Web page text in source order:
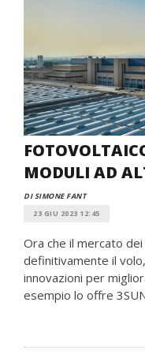
MODULI AD
DI SIMONE FANT
23 GIU 2023 12:45
Ora che il mercato
definitivamente il
innovazioni per
esempio lo offre